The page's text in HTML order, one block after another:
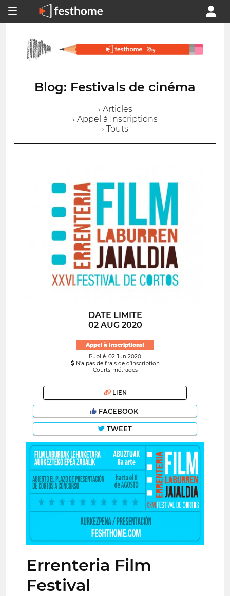
Blog: Festivals de cinéma
› Articles
› Appel à Inscriptions
› Touts
DATE LIMITE
02 AUG 2020
Appel à Inscriptions!
Publié: 02 Jun 2020
N’a pas de frais de d’inscription
Courts-métrages
LIEN
FACEBOOK
TWEET
Errenteria Film
Festival